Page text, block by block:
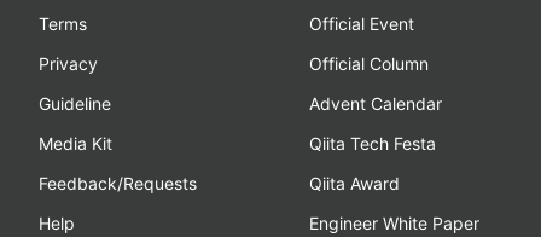
Terms
Privacy
Guideline
Media Kit
Feedback/Requests
Help
Official Event
Official Column
Advent Calendar
Qiita Tech Festa
Qiita Award
Engineer White Paper